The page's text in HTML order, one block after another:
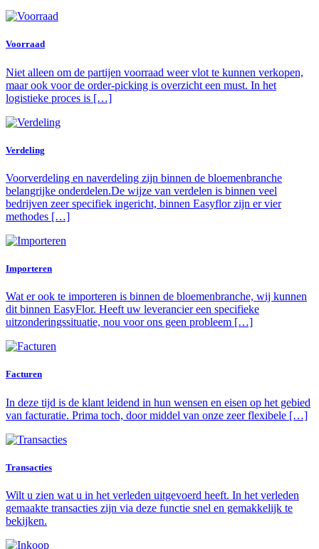
Voorraad
Niet alleen om de partijen voorraad weer vlot te kunnen verkopen,
maar ook voor de order-picking is overzicht een must. In het
logistieke proces is […]
Verdeling
Voorverdeling en naverdeling zijn binnen de bloemenbranche
belangrijke onderdelen.De wijze van verdelen is binnen veel
bedrijven zeer specifiek ingericht, binnen Easyflor zijn er vier
methodes […]
Importeren
Wat er ook te importeren is binnen de bloemenbranche, wij kunnen
dit binnen EasyFlor. Heeft uw leverancier een specifieke
uitzonderingssituatie, nou voor ons geen probleem […]
Facturen
In deze tijd is de klant leidend in hun wensen en eisen op het gebied
van facturatie. Prima toch, door middel van onze zeer flexibele […]
Transacties
Wilt u zien wat u in het verleden uitgevoerd heeft. In het verleden
gemaakte transacties zijn via deze functie snel en gemakkelijk te
bekijken.